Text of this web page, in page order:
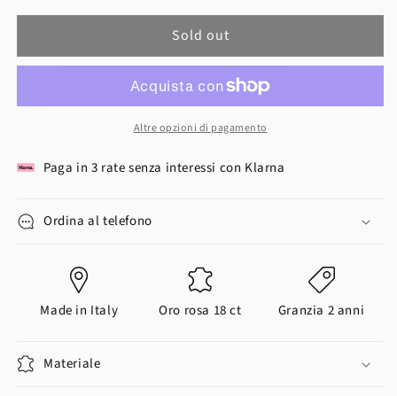
Sold out
Altre opzioni di pagamento
Paga in 3 rate senza interessi con Klarna
Ordina al telefono
Made in Italy Oro rosa 18 ct Granzia 2 anni
Materiale